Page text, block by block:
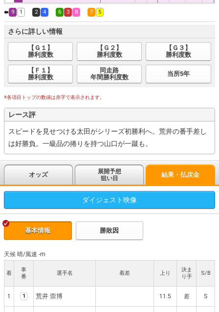
9 1 2 4 6 3 8 7 5
さらに詳しい情報
【Ｇ１】
勝利度数
【Ｇ２】
勝利度数
【Ｇ３】
勝利度数
【Ｆ１】
勝利度数
同走路
年間勝利度数
当所5年
※各項目トップの数値は赤字で表示されます。
レース評
スピードを見せつける太田がシリーズ初勝利へ。荒井の番手差し
は好勝負。一級品の捲りを持つ山口が一蹴も。
オッズ
展開予想
狙い目
結果・払戻金
ダイジェスト映像
基本情報 勝敗因
天候 晴/風速 -m
着
車
番
選手名 着差 上り
決ま
り手
S/B
1 1 荒井 崇博 11.5 差 S